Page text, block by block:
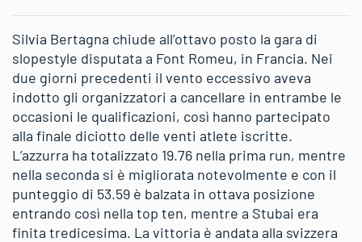
Silvia Bertagna chiude all’ottavo posto la gara di
slopestyle disputata a Font Romeu, in Francia. Nei
due giorni precedenti il vento eccessivo aveva
indotto gli organizzatori a cancellare in entrambe le
occasioni le qualificazioni, così hanno partecipato
alla finale diciotto delle venti atlete iscritte.
L’azzurra ha totalizzato 19.76 nella prima run, mentre
nella seconda si è migliorata notevolmente e con il
punteggio di 53.59 è balzata in ottava posizione
entrando così nella top ten, mentre a Stubai era
finita tredicesima. La vittoria è andata alla svizzera